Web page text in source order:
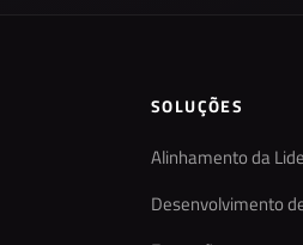
SOLUÇÕES
Alinhamento da
Desenvolvimento